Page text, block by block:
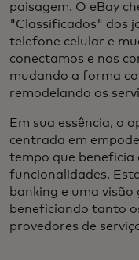
paisagem. O eBay
"Classificados" dos
telefone celular e
conectamos e nos
mudando a forma
remodelando os
Em sua essência, o
centrada em
tempo que beneficia
funcionalidades.
banking e uma visão
beneficiando tanto
provedores de